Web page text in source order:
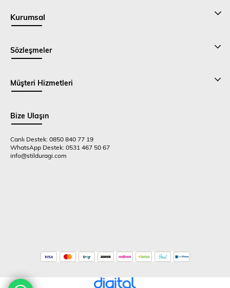
Kurumsal
Sözleşmeler
Müşteri Hizmetleri
Bize Ulaşın
Canlı Destek: 0850 840 77 19
WhatsApp Destek: 0531 467 50 67
info@stilduragi.com